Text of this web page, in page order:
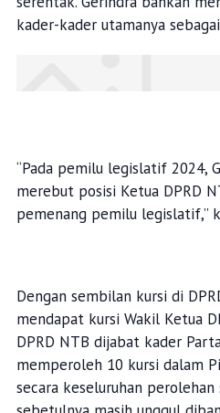
kader-kader utamanya
“Pada pemilu legislatif 2024,
merebut posisi Ketua DPRD
pemenang pemilu legislatif,”
Dengan sembilan kursi di
mendapat kursi Wakil Ketua
DPRD NTB dijabat kader
memperoleh 10 kursi dalam
secara keseluruhan perolehan